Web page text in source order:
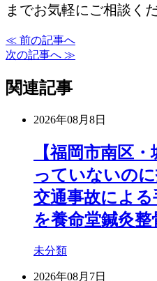
までお気軽にご相談くだ
≪ 前の記事へ
次の記事へ ≫
関連記事
2026年08月8日
【福岡市南区
っていないの
交通事故によ
を養命堂鍼灸
未分類
2026年08月7日